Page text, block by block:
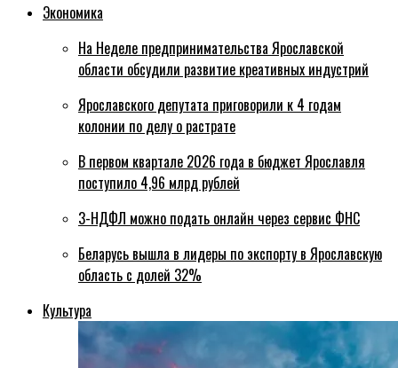
Экономика
На Неделе предпринимательства Ярославской
области обсудили развитие креативных индустрий
Ярославского депутата приговорили к 4 годам
колонии по делу о растрате
В первом квартале 2026 года в бюджет Ярославля
поступило 4,96 млрд рублей
3-НДФЛ можно подать онлайн через сервис ФНС
Беларусь вышла в лидеры по экспорту в Ярославскую
область с долей 32%
Культура